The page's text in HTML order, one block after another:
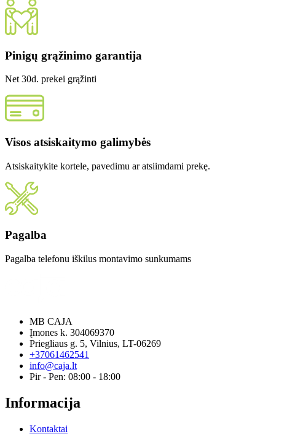
Pinigų grąžinimo garantija
Net 30d. prekei grąžinti
Visos atsiskaitymo galimybės
Atsiskaitykite kortele, pavedimu ar atsiimdami prekę.
Pagalba
Pagalba telefonu iškilus montavimo sunkumams
MB CAJA
Įmones k. 304069370
Priegliaus g. 5, Vilnius, LT-06269
+37061462541
info@caja.lt
Pir - Pen: 08:00 - 18:00
Informacija
Kontaktai